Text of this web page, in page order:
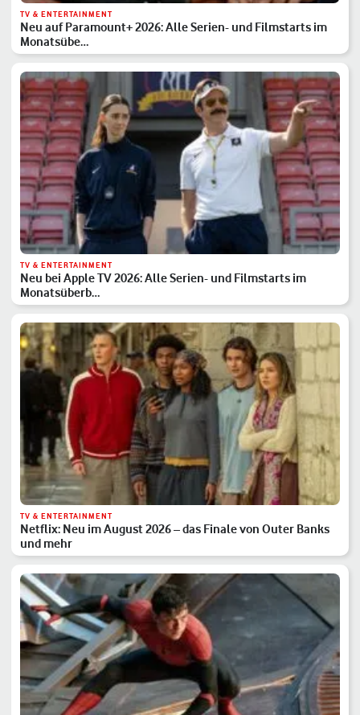
TV & ENTERTAINMENT
Neu auf Paramount+ 2026: Alle Serien- und Filmstarts im
Monatsübe…
TV & ENTERTAINMENT
Neu bei Apple TV 2026: Alle Serien- und Filmstarts im
Monatsüberb…
TV & ENTERTAINMENT
Netflix: Neu im August 2026 – das Finale von Outer Banks
und mehr